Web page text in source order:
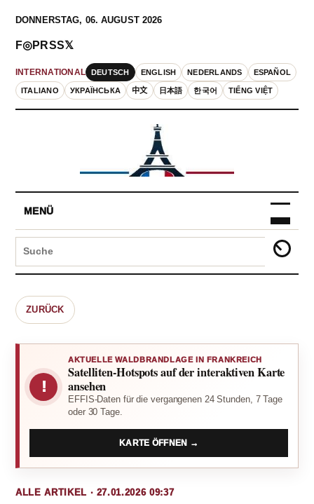
DONNERSTAG, 06. AUGUST 2026
INTERNATIONAL DEUTSCH ENGLISH NEDERLANDS ESPAÑOL
ITALIANO УКРАЇНСЬКА 中文 日本語 한국어 TIẾNG VIỆT
F◎PRSS𝕏
MENÜ
ZURÜCK
!
AKTUELLE WALDBRANDLAGE IN FRANKREICH
Satelliten-Hotspots auf der interaktiven Karte
ansehen
EFFIS-Daten für die vergangenen 24 Stunden, 7 Tage
oder 30 Tage.
KARTE ÖFFNEN →
ALLE ARTIKEL · 27.01.2026 09:37